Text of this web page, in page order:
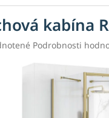
kabína
Podrobnosti